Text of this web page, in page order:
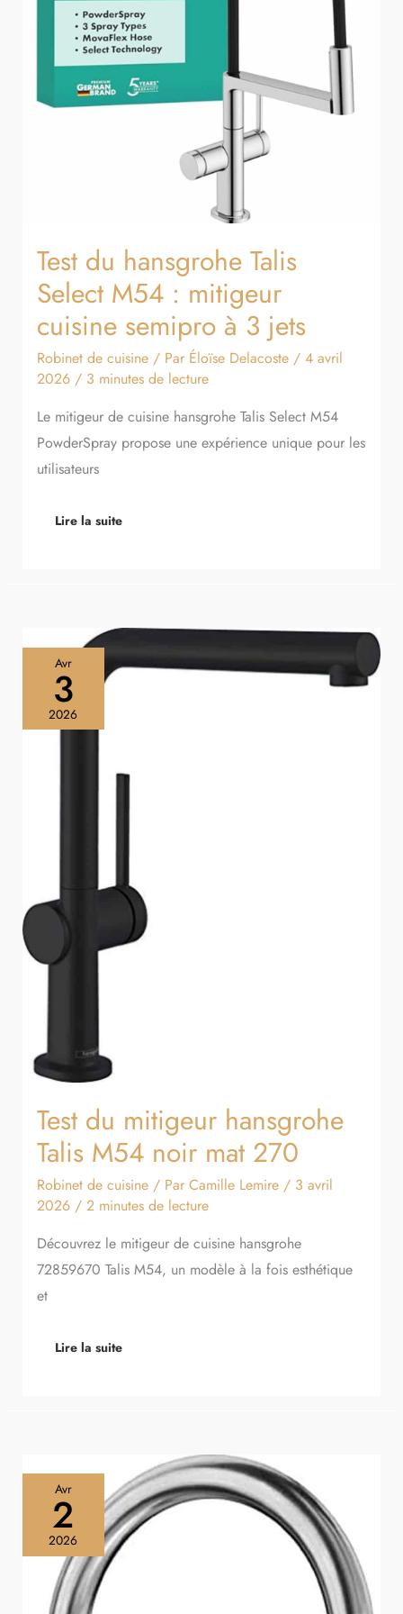
Test du hansgrohe Talis
Select M54 : mitigeur
cuisine semipro à 3 jets
Robinet de cuisine/ Par Éloïse Delacoste / 4 avril
2026 / 3 minutes de lecture
Le mitigeur de cuisine hansgrohe Talis Select M54
PowderSpray propose une expérience unique pour les
utilisateurs
mitigeur
cuisine
semipro
à
Lire la suite
Avr
3
2026
Test du mitigeur hansgrohe
Talis M54 noir mat 270
Robinet de cuisine/ Par Camille Lemire / 3 avril
2026 / 2 minutes de lecture
Découvrez le mitigeur de cuisine hansgrohe
72859670 Talis M54, un modèle à la fois esthétique
et
Test
du
mitigeur
hansgrohe
Talis
Lire la suite
Avr
2
2026
Test
du
robinet
de
cuisine
Blanco
Candor-
S